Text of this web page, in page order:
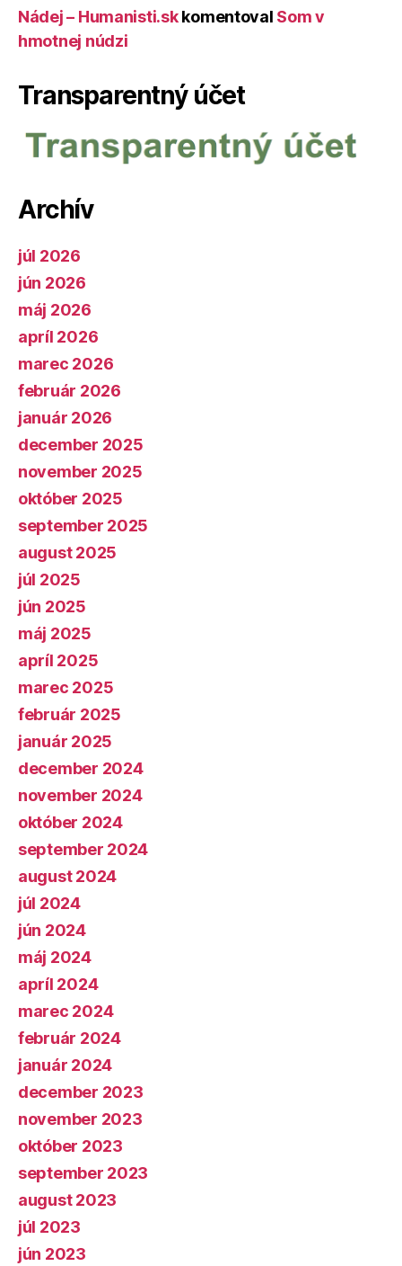
Nádej – Humanisti.skkomentoval Som v
hmotnej núdzi
Transparentný účet
Archív
júl 2026
jún 2026
máj 2026
apríl 2026
marec 2026
február 2026
január 2026
december 2025
november 2025
október 2025
september 2025
august 2025
júl 2025
jún 2025
máj 2025
apríl 2025
marec 2025
február 2025
január 2025
december 2024
november 2024
október 2024
september 2024
august 2024
júl 2024
jún 2024
máj 2024
apríl 2024
marec 2024
február 2024
január 2024
december 2023
november 2023
október 2023
september 2023
august 2023
júl 2023
jún 2023